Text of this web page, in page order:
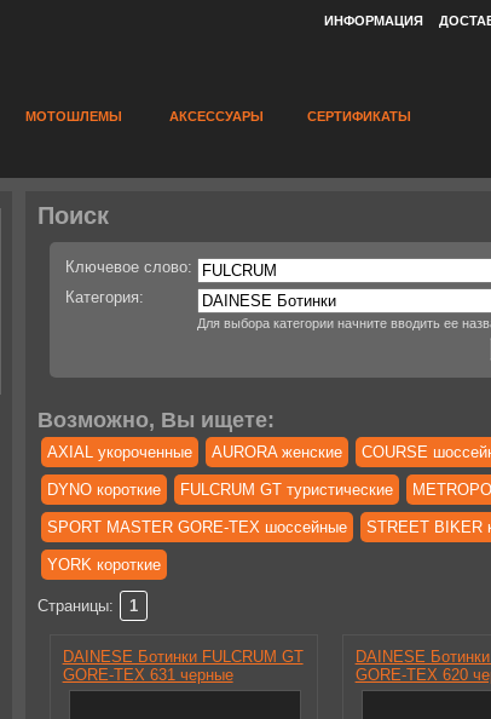
ИНФОРМАЦИЯ
МОТОШЛЕМЫ АКСЕССУАРЫ СЕРТИФИКАТЫ
Поиск
Ключевое слово:
Категория:
Для выбора категории начните вводить ее
Возможно, Вы ищете:
AXIAL укороченные AURORA женские COURSE
DYNO короткие FULCRUM GT туристические
SPORT MASTER GORE-TEX шоссейные STREET BIKER
YORK короткие
Страницы: 1
DAINESE Ботинки FULCRUM GT
GORE-TEX 631 черные
DAINESE
GORE-TEX 620